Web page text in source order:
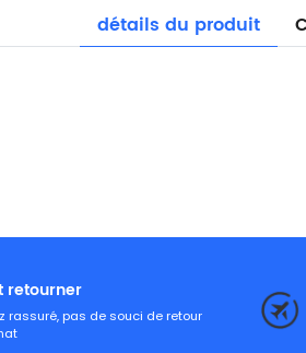
détails du produit
retourner
rassuré, pas de souci de retour